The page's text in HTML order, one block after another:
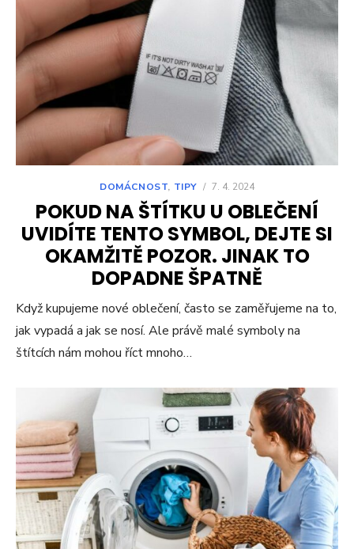
DOMÁCNOST, TIPY / 7. 4. 2024
POKUD NA ŠTÍTKU U OBLEČENÍ
UVIDÍTE TENTO SYMBOL, DEJTE SI
OKAMŽITĚ POZOR. JINAK TO
DOPADNE ŠPATNĚ
Když kupujeme nové oblečení, často se zaměřujeme na to,
jak vypadá a jak se nosí. Ale právě malé symboly na
štítcích nám mohou říct mnoho…